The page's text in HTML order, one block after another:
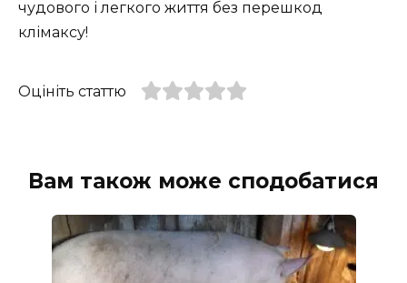
чудового і легкого життя без перешкод
клімаксу!
Оцініть статтю
Вам також може сподобатися